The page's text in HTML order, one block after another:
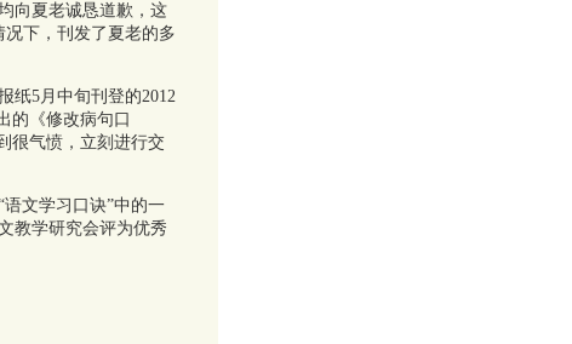
向夏老诚恳道歉，这
下，刊发了夏老的多
5月中旬刊登的2012
的《修改病句口
很气愤，立刻进行交
文学习口诀”中的一
教学研究会评为优秀